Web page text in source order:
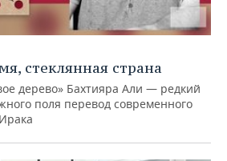
стеклянная страна
дерево» Бахтияра Али — редкий
поля перевод современного